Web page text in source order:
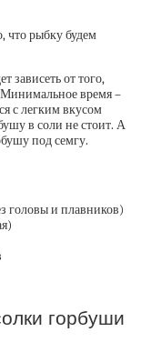
что рыбку будем
зависеть от того,
Минимальное время –
с легким вкусом
в соли не стоит. А
под семгу.
головы и плавников)
горбуши